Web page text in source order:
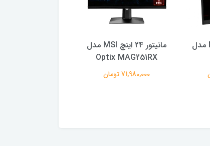
مانیتور 27 اینج MSI مدل
مانیتور 24 اینچ MSI مدل
Optix MAG251RX
71,980,000 تومان